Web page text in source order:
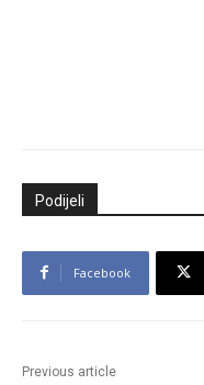
Podijeli
Facebook
Previous article